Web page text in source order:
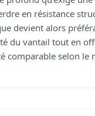
en résistance
devient alors
du vantail tout en
comparable selon le